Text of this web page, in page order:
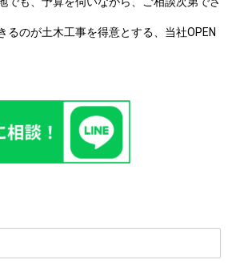
るのが土木工事を得意とする、当社OPEN